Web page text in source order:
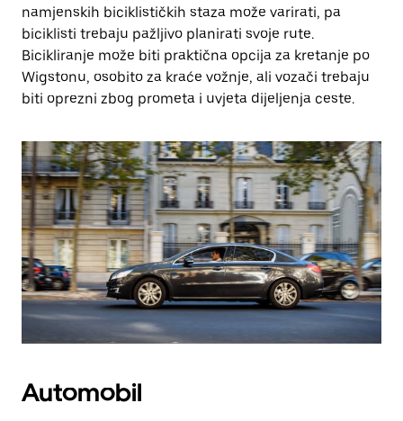
namjenskih biciklističkih staza može varirati, pa
biciklisti trebaju pažljivo planirati svoje rute.
Bicikliranje može biti praktična opcija za kretanje po
Wigstonu, osobito za kraće vožnje, ali vozači trebaju
biti oprezni zbog prometa i uvjeta dijeljenja ceste.
Automobil